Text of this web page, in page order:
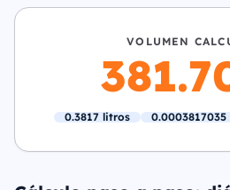
VOLUMEN
0.3817 litros 0.0003817035